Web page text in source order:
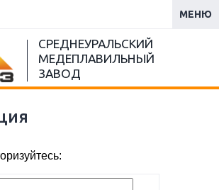
МЕНЮ
СРЕДНЕУРАЛЬСКИЙ
МЕДЕПЛАВИЛЬНЫЙ
ЗАВОД